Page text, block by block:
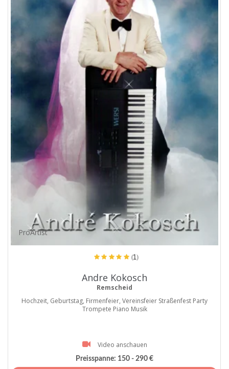
ProArtist
(1)
Andre Kokosch
Remscheid
Hochzeit, Geburtstag, Firmenfeier, Vereinsfeier Straßenfest Party
Trompete Piano Musik
Video anschauen
Preisspanne: 150 - 290 €